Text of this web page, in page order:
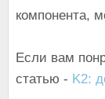
компонента,
Если вам
статью - K2: